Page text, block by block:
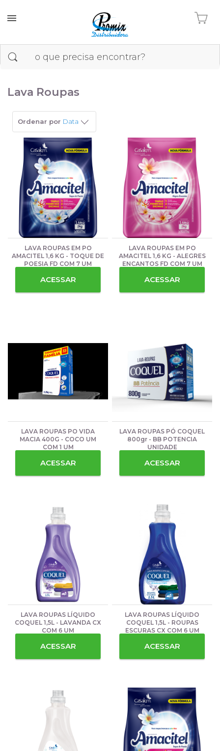
Lava Roupas
Ordenar por Data
LAVA ROUPAS EM PO
AMACITEL 1,6 KG - TOQUE DE
POESIA FD COM 7 UM
ACESSAR
LAVA ROUPAS EM PO
AMACITEL 1,6 KG - ALEGRES
ENCANTOS FD COM 7 UM
ACESSAR
LAVA ROUPAS PO VIDA
MACIA 400G - COCO UM
COM 1 UM
ACESSAR
LAVA ROUPAS PÓ COQUEL
800gr - BB POTENCIA
UNIDADE
ACESSAR
LAVA ROUPAS LÍQUIDO
COQUEL 1,5L - LAVANDA CX
COM 6 UM
ACESSAR
LAVA ROUPAS LÍQUIDO
COQUEL 1,5L - ROUPAS
ESCURAS CX COM 6 UM
ACESSAR